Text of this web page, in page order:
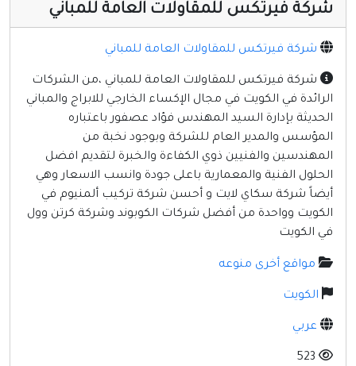
أخرى ومنوعه
إنترنت وشبكات
الأسرة والترفيه
كمبيوتر وبرامج
منتديات
مواقع إخباريه
مواقع إسلامية
شركة فيرتكس للمقاولات العامة للمباني
شركة فيرتكس للمقاولات العامة للمباني
شركة فيرتكس للمقاولات العامة للمباني ،من الشركات
الرائدة في الكويت في مجال الإكساء الخارجي للابراج والمباني
الحديثة بإدارة السيد المهندس فؤاد عصفور باعتباره
المؤسس والمدير العام للشركة وبوجود نخبة من
المهندسين والفنيين ذوي الكفاءة والخبرة لتقديم افضل
الحلول الفنية والمعمارية باعلى جودة وانسب الاسعار وهي
أيضاً شركة سكاي لايت و أحسن شركة تركيب ألمنيوم في
الكويت وواحدة من أفضل شركات الكوبوند وشركة كرتن وول
في الكويت
مواقع أخرى منوعه
الكويت
عربي